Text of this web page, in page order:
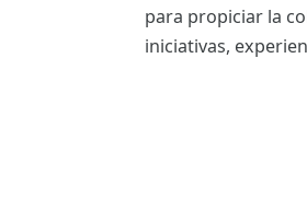
para propiciar la
iniciativas,